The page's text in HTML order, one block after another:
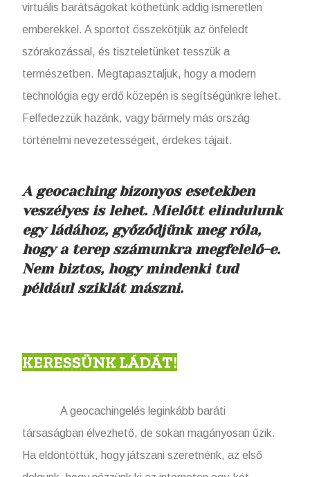
virtuális barátságokat köthetünk addig ismeretlen
emberekkel. A sportot összekötjük az önfeledt
szórakozással, és tiszteletünket tesszük a
természetben. Megtapasztaljuk, hogy a modern
technológia egy erdő közepén is segítségünkre lehet.
Felfedezzük hazánk, vagy bármely más ország
történelmi nevezetességeit, érdekes tájait.
A geocaching bizonyos esetekben
veszélyes is lehet. Mielőtt elindulunk
egy ládához, győződjünk meg róla,
hogy a terep számunkra megfelelő-e.
Nem biztos, hogy mindenki tud
például sziklát mászni.
KERESSÜNK LÁDÁT!
A geocachingelés leginkább baráti
társaságban élvezhető, de sokan magányosan űzik.
Ha eldöntöttük, hogy játszani szeretnénk, az első